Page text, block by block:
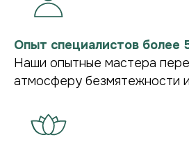
Опыт специалистов более
Наши опытные мастера
атмосферу безмятежности
Уютное пространство для
Ваше уединённое пространство вдали от
городской суеты, где можно замедлиться,